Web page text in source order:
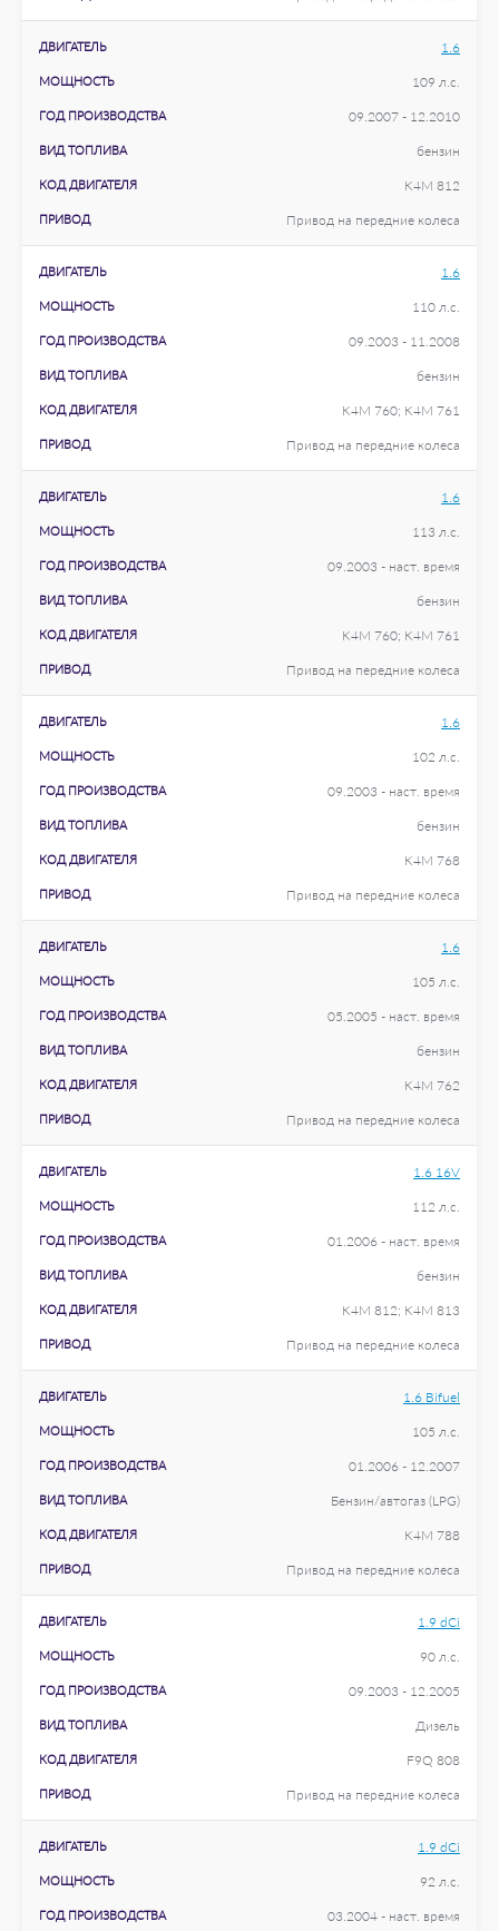
ДВИГАТЕЛЬ 1.6
МОЩНОСТЬ 109 л.с.
ГОД ПРОИЗВОДСТВА 09.2007 - 12.2010
ВИД ТОПЛИВА бензин
КОД ДВИГАТЕЛЯ K4M 812
ПРИВОД Привод на передние колеса
ДВИГАТЕЛЬ 1.6
МОЩНОСТЬ 110 л.с.
ГОД ПРОИЗВОДСТВА 09.2003 - 11.2008
ВИД ТОПЛИВА бензин
КОД ДВИГАТЕЛЯ K4M 760; K4M 761
ПРИВОД Привод на передние колеса
ДВИГАТЕЛЬ 1.6
МОЩНОСТЬ 113 л.с.
ГОД ПРОИЗВОДСТВА 09.2003 - наст. время
ВИД ТОПЛИВА бензин
КОД ДВИГАТЕЛЯ K4M 760; K4M 761
ПРИВОД Привод на передние колеса
ДВИГАТЕЛЬ 1.6
МОЩНОСТЬ 102 л.с.
ГОД ПРОИЗВОДСТВА 09.2003 - наст. время
ВИД ТОПЛИВА бензин
КОД ДВИГАТЕЛЯ K4M 768
ПРИВОД Привод на передние колеса
ДВИГАТЕЛЬ 1.6
МОЩНОСТЬ 105 л.с.
ГОД ПРОИЗВОДСТВА 05.2005 - наст. время
ВИД ТОПЛИВА бензин
КОД ДВИГАТЕЛЯ K4M 762
ПРИВОД Привод на передние колеса
ДВИГАТЕЛЬ 1.6 16V
МОЩНОСТЬ 112 л.с.
ГОД ПРОИЗВОДСТВА 01.2006 - наст. время
ВИД ТОПЛИВА бензин
КОД ДВИГАТЕЛЯ K4M 812; K4M 813
ПРИВОД Привод на передние колеса
ДВИГАТЕЛЬ 1.6 Bifuel
МОЩНОСТЬ 105 л.с.
ГОД ПРОИЗВОДСТВА 01.2006 - 12.2007
ВИД ТОПЛИВА Бензин/автогаз (LPG)
КОД ДВИГАТЕЛЯ K4M 788
ПРИВОД Привод на передние колеса
ДВИГАТЕЛЬ 1.9 dCi
МОЩНОСТЬ 90 л.с.
ГОД ПРОИЗВОДСТВА 09.2003 - 12.2005
ВИД ТОПЛИВА Дизель
КОД ДВИГАТЕЛЯ F9Q 808
ПРИВОД Привод на передние колеса
ДВИГАТЕЛЬ 1.9 dCi
МОЩНОСТЬ 92 л.с.
ГОД ПРОИЗВОДСТВА 03.2004 - наст. время